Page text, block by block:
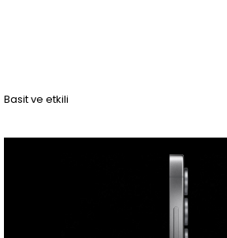
Basit ve etkili